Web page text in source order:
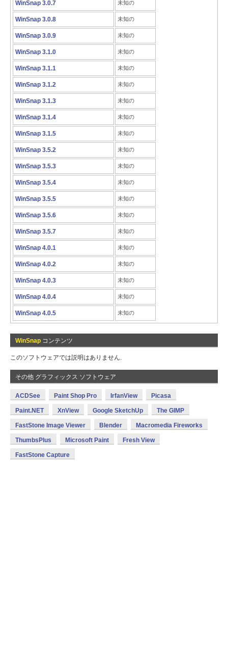
WinSnap 3.0.7 未知の
WinSnap 3.0.8 未知の
WinSnap 3.0.9 未知の
WinSnap 3.1.0 未知の
WinSnap 3.1.1 未知の
WinSnap 3.1.2 未知の
WinSnap 3.1.3 未知の
WinSnap 3.1.4 未知の
WinSnap 3.1.5 未知の
WinSnap 3.5.2 未知の
WinSnap 3.5.3 未知の
WinSnap 3.5.4 未知の
WinSnap 3.5.5 未知の
WinSnap 3.5.6 未知の
WinSnap 3.5.7 未知の
WinSnap 4.0.1 未知の
WinSnap 4.0.2 未知の
WinSnap 4.0.3 未知の
WinSnap 4.0.4 未知の
WinSnap 4.0.5 未知の
WinSnap コンテンツ
このソフトウェアでは説明はありません.
その他 グラフィックス ソフトウェア
ACDSee Paint Shop Pro IrfanView Picasa
Paint.NET XnView Google SketchUp The GIMP
FastStone Image Viewer Blender Macromedia Fireworks
ThumbsPlus Microsoft Paint Fresh View
FastStone Capture